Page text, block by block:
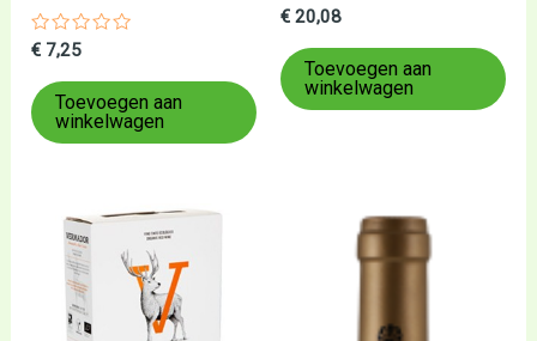
Gewaardeerd
uit
5
€ 7,25
Toevoegen aan
winkelwagen
Gewaardeerd
uit
5
€ 20,08
Toevoegen aan
winkelwagen